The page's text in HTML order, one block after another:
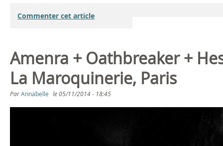
Commenter cet article
Amenra + Oathbreaker +
La Maroquinerie, Paris
ParAnnabelle le05/11/2014 - 18:45